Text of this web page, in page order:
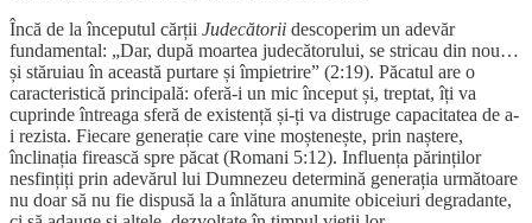
Încă de la începutul cărții Judecătorii descoperim un adevăr
fundamental: „Dar, după moartea judecătorului, se stricau din nou…
și stăruiau în această purtare și împietrire” (2:19). Păcatul are o
caracteristică principală: oferă-i un mic început și, treptat, îți va
cuprinde întreaga sferă de existență și-ți va distruge capacitatea de a-
i rezista. Fiecare generație care vine moștenește, prin naștere,
înclinația firească spre păcat (Romani 5:12). Influența părinților
nesfințiți prin adevărul lui Dumnezeu determină generația următoare
nu doar să nu fie dispusă la a înlătura anumite obiceiuri degradante,